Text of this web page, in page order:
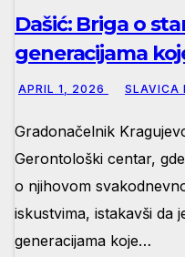
Dašić: Briga o
generacijama
APRIL 1, 2026 SLAVICA
Gradonačelnik
Gerontološki centar,
o njihovom
iskustvima, istakavši da
generacijama koje…